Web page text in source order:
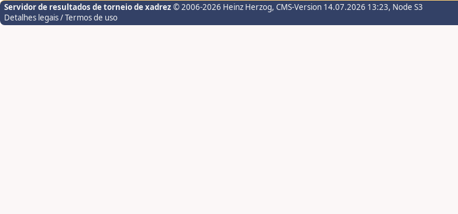
Servidor de resultados de torneio de xadrez © 2006-2026 Heinz Herzog, CMS-Version 14.07.2026 13:23, Node S3
Detalhes legais / Termos de uso